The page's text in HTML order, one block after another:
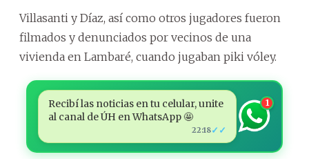
Villasanti y Díaz, así como otros jugadores fueron
filmados y denunciados por vecinos de una
vivienda en Lambaré, cuando jugaban piki vóley.
Recibí las noticias en tu celular, unite
al canal de ÚH en WhatsApp 🤩
22:18✓✓
1